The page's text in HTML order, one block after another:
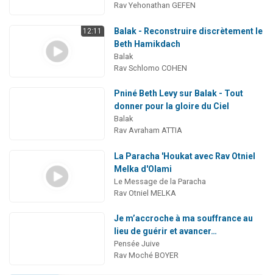
Rav Yehonathan GEFEN
12:11
Balak - Reconstruire discrètement le
Beth Hamikdach
Balak
Rav Schlomo COHEN
Pniné Beth Levy sur Balak - Tout
donner pour la gloire du Ciel
Balak
Rav Avraham ATTIA
La Paracha 'Houkat avec Rav Otniel
Melka d'Olami
Le Message de la Paracha
Rav Otniel MELKA
Je m’accroche à ma souffrance au
lieu de guérir et avancer…
Pensée Juive
Rav Moché BOYER